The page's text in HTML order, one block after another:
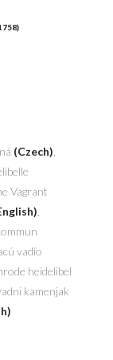
(Czech)
Vagrant
vadío
heidelibel
kamenjak